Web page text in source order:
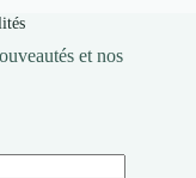
et nos